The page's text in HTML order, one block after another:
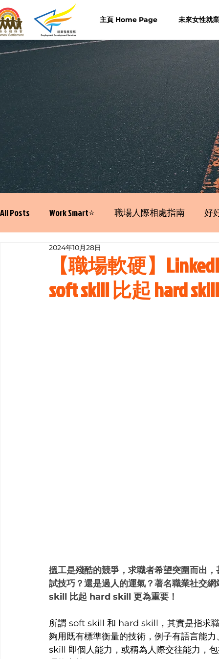
主頁 Home Page 未來女性就
All Posts Work Smart⭐️ 職場人際相處指南 好
寫履歷表嘅技巧📝【職場軟硬】
soft skill 比起 hard
2024年10月28日
搵工是殘酷的競爭，求職者希望突圍而出
試技巧？還是過人的運氣？著名職業社交
skill 比起 hard skill 更為重要！
所謂 soft skill 和 hard skill，其實是指求
夠用既有標準衡量的技術，例子有語言能
skill 即個人能力，或稱為人際交往能力，